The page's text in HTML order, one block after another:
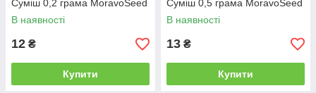
Суміш 0,2 грама MoravoSeed
В наявності
12 ₴
Купити
Суміш 0,5 грама MoravoSeed
В наявності
13 ₴
Купити